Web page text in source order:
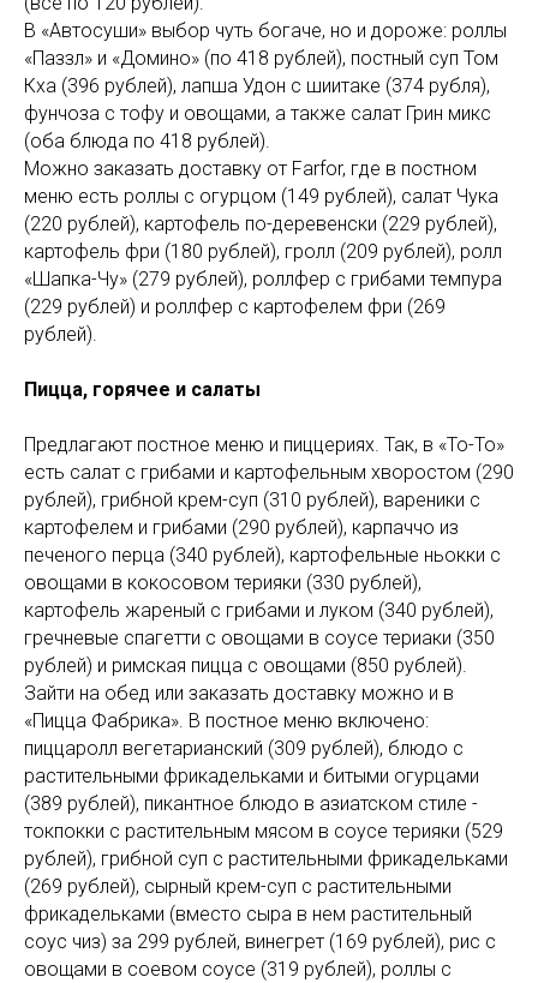
В «Автосуши» выбор чуть богаче, но и дороже: роллы
«Паззл» и «Домино» (по 418 рублей), постный суп Том
Кха (396 рублей), лапша Удон с шиитаке (374 рубля),
фунчоза с тофу и овощами, а также салат Грин микс
(оба блюда по 418 рублей).
Можно заказать доставку от Farfor, где в постном
меню есть роллы с огурцом (149 рублей), салат Чука
(220 рублей), картофель по-деревенски (229 рублей),
картофель фри (180 рублей), гролл (209 рублей), ролл
«Шапка-Чу» (279 рублей), роллфер с грибами темпура
(229 рублей) и роллфер с картофелем фри (269
рублей).
Пицца, горячее и салаты
Предлагают постное меню и пиццериях. Так, в «То-То»
есть салат с грибами и картофельным хворостом (290
рублей), грибной крем-суп (310 рублей), вареники с
картофелем и грибами (290 рублей), карпаччо из
печеного перца (340 рублей), картофельные ньокки с
овощами в кокосовом терияки (330 рублей),
картофель жареный с грибами и луком (340 рублей),
гречневые спагетти с овощами в соусе териаки (350
рублей) и римская пицца с овощами (850 рублей).
Зайти на обед или заказать доставку можно и в
«Пицца Фабрика». В постное меню включено:
пиццаролл вегетарианский (309 рублей), блюдо с
растительными фрикадельками и битыми огурцами
(389 рублей), пикантное блюдо в азиатском стиле -
токпокки с растительным мясом в соусе терияки (529
рублей), грибной суп с растительными фрикадельками
(269 рублей), сырный крем-суп с растительными
фрикадельками (вместо сыра в нем растительный
соус чиз) за 299 рублей, винегрет (169 рублей), рис с
овощами в соевом соусе (319 рублей), роллы с